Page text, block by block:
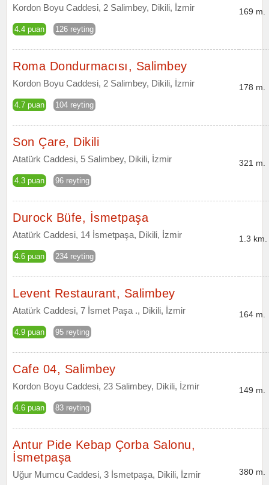
Kordon Boyu Caddesi, 2 Salimbey, Dikili, İzmir
4.4 puan 126 reyting
169 m.
Roma Dondurmacısı, Salimbey
Kordon Boyu Caddesi, 2 Salimbey, Dikili, İzmir
4.7 puan 104 reyting
178 m.
Son Çare, Dikili
Atatürk Caddesi, 5 Salimbey, Dikili, İzmir
4.3 puan 96 reyting
321 m.
Durock Büfe, İsmetpaşa
Atatürk Caddesi, 14 İsmetpaşa, Dikili, İzmir
4.6 puan 234 reyting
1.3 km.
Levent Restaurant, Salimbey
Atatürk Caddesi, 7 İsmet Paşa ., Dikili, İzmir
4.9 puan 95 reyting
164 m.
Cafe 04, Salimbey
Kordon Boyu Caddesi, 23 Salimbey, Dikili, İzmir
4.6 puan 83 reyting
149 m.
Antur Pide Kebap Çorba Salonu,
İsmetpaşa
Uğur Mumcu Caddesi, 3 İsmetpaşa, Dikili, İzmir 380 m.